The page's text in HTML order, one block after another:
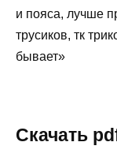
и пояса, лучше
трусиков, тк
бывает»
Скачать